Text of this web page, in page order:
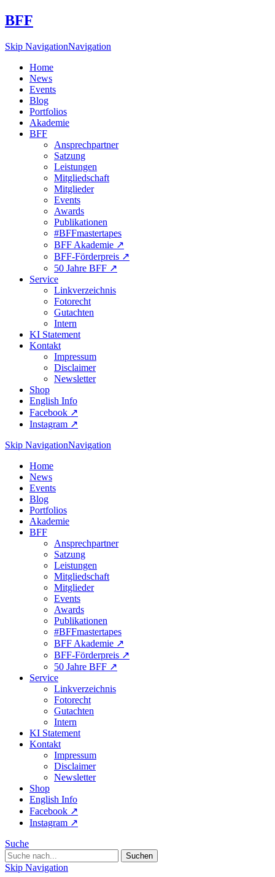
BFF
Skip NavigationNavigation
Home
News
Events
Blog
Portfolios
Akademie
BFF
Ansprechpartner
Satzung
Leistungen
Mitgliedschaft
Mitglieder
Events
Awards
Publikationen
#BFFmastertapes
BFF Akademie ↗︎
BFF-Förderpreis ↗︎
50 Jahre BFF ↗︎
Service
Linkverzeichnis
Fotorecht
Gutachten
Intern
KI Statement
Kontakt
Impressum
Disclaimer
Newsletter
Shop
English Info
Facebook ↗︎
Instagram ↗︎
Skip NavigationNavigation
Home
News
Events
Blog
Portfolios
Akademie
BFF
Ansprechpartner
Satzung
Leistungen
Mitgliedschaft
Mitglieder
Events
Awards
Publikationen
#BFFmastertapes
BFF Akademie ↗︎
BFF-Förderpreis ↗︎
50 Jahre BFF ↗︎
Service
Linkverzeichnis
Fotorecht
Gutachten
Intern
KI Statement
Kontakt
Impressum
Disclaimer
Newsletter
Shop
English Info
Facebook ↗︎
Instagram ↗︎
Suche
Skip Navigation